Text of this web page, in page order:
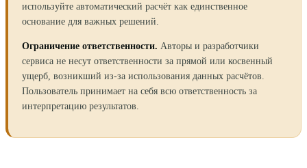
используйте автоматический расчёт как единственное
основание для важных решений.
Ограничение ответственности. Авторы и разработчики
сервиса не несут ответственности за прямой или косвенный
ущерб, возникший из-за использования данных расчётов.
Пользователь принимает на себя всю ответственность за
интерпретацию результатов.